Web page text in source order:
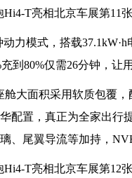
力模式，搭载
到80%仅需26分钟，让
舱大面积采用软质包覆
配置，真正为全家出行
、尾翼导流等加持，